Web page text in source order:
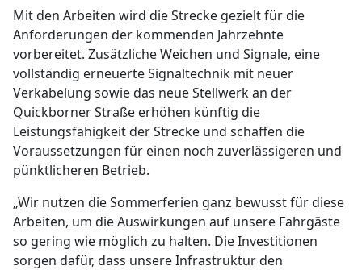
Mit den Arbeiten wird die Strecke gezielt für die
Anforderungen der kommenden Jahrzehnte
vorbereitet. Zusätzliche Weichen und Signale, eine
vollständig erneuerte Signaltechnik mit neuer
Verkabelung sowie das neue Stellwerk an der
Quickborner Straße erhöhen künftig die
Leistungsfähigkeit der Strecke und schaffen die
Voraussetzungen für einen noch zuverlässigeren und
pünktlicheren Betrieb.
„Wir nutzen die Sommerferien ganz bewusst für diese
Arbeiten, um die Auswirkungen auf unsere Fahrgäste
so gering wie möglich zu halten. Die Investitionen
sorgen dafür, dass unsere Infrastruktur den